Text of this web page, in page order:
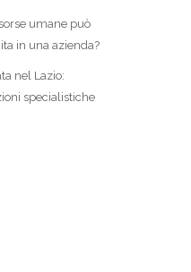
umane può
in una azienda?
nel Lazio:
specialistiche